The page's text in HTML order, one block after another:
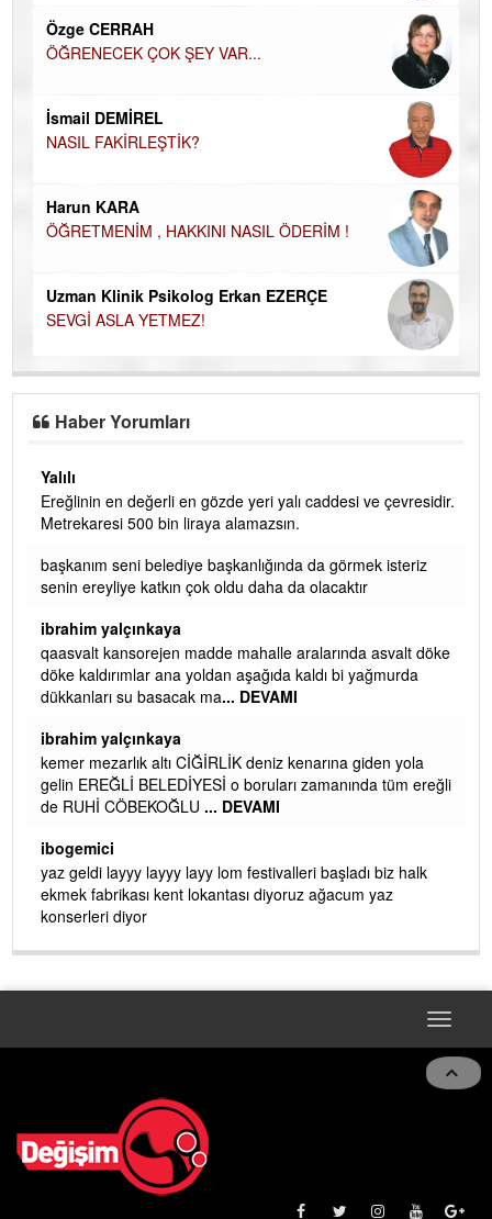
Özge CERRAH
ÖĞRENECEK ÇOK ŞEY VAR...
İsmail DEMİREL
NASIL FAKİRLEŞTİK?
Harun KARA
ÖĞRETMENİM , HAKKINI NASIL ÖDERİM !
Uzman Klinik Psikolog Erkan EZERÇE
SEVGİ ASLA YETMEZ!
Haber Yorumları
Yalılı
Ereğlinin en değerli en gözde yeri yalı caddesi ve çevresidir.
Metrekaresi 500 bin liraya alamazsın.
başkanım seni belediye başkanlığında da görmek isteriz
senin ereyliye katkın çok oldu daha da olacaktır
ibrahim yalçınkaya
qaasvalt kansorejen madde mahalle aralarında asvalt döke
döke kaldırımlar ana yoldan aşağıda kaldı bi yağmurda
dükkanları su basacak ma... DEVAMI
ibrahim yalçınkaya
kemer mezarlık altı CİĞİRLİK deniz kenarına giden yola
gelin EREĞLİ BELEDİYESİ o boruları zamanında tüm ereğli
de RUHİ CÖBEKOĞLU ... DEVAMI
ibogemici
yaz geldi layyy layyy layy lom festivalleri başladı biz halk
ekmek fabrikası kent lokantası diyoruz ağacum yaz
konserleri diyor
Toggle